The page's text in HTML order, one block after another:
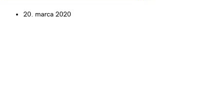
20. marca 2020